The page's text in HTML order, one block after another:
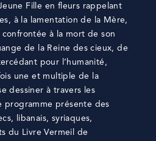
Fille en fleurs rappelant
à la lamentation de la Mère,
à la mort de son
de la Reine des cieux, de
pour l’humanité,
une et multiple de la
dessiner à travers les
programme présente des
libanais, syriaques,
du Livre Vermeil de